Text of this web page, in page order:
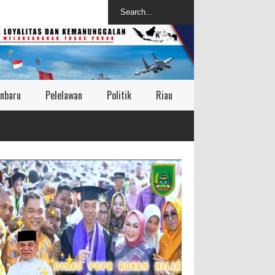
Pelelawan Politik Riau